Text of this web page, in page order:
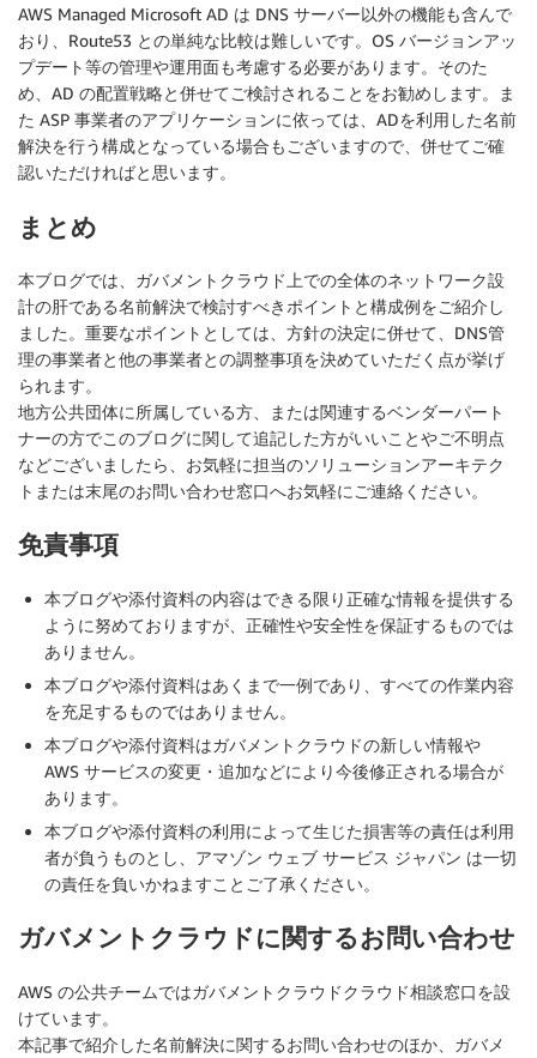
AWS Managed Microsoft AD は DNS サーバー以外の機能も含んで
おり、Route53 との単純な比較は難しいです。OS バージョンアッ
プデート等の管理や運用面も考慮する必要があります。そのた
め、AD の配置戦略と併せてご検討されることをお勧めします。ま
た ASP 事業者のアプリケーションに依っては、ADを利用した名前
解決を行う構成となっている場合もございますので、併せてご確
認いただければと思います。
まとめ
本ブログでは、ガバメントクラウド上での全体のネットワーク設
計の肝である名前解決で検討すべきポイントと構成例をご紹介し
ました。重要なポイントとしては、方針の決定に併せて、DNS管
理の事業者と他の事業者との調整事項を決めていただく点が挙げ
られます。
地方公共団体に所属している方、または関連するベンダーパート
ナーの方でこのブログに関して追記した方がいいことやご不明点
などございましたら、お気軽に担当のソリューションアーキテク
トまたは末尾のお問い合わせ窓口へお気軽にご連絡ください。
免責事項
本ブログや添付資料の内容はできる限り正確な情報を提供する
ように努めておりますが、正確性や安全性を保証するものでは
ありません。
本ブログや添付資料はあくまで一例であり、すべての作業内容
を充足するものではありません。
本ブログや添付資料はガバメントクラウドの新しい情報や
AWS サービスの変更・追加などにより今後修正される場合が
あります。
本ブログや添付資料の利用によって生じた損害等の責任は利用
者が負うものとし、アマゾン ウェブ サービス ジャパン は一切
の責任を負いかねますことご了承ください。
ガバメントクラウドに関するお問い合わせ
AWS の公共チームではガバメントクラウドクラウド相談窓口を設
けています。
本記事で紹介した名前解決に関するお問い合わせのほか、ガバメ